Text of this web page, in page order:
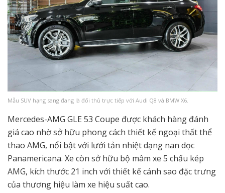
Mẫu SUV hạng sang đang là đối thủ trực tiếp với Audi Q8 và BMW X6.
Mercedes-AMG GLE 53 Coupe được khách hàng đánh
giá cao nhờ sở hữu phong cách thiết kế ngoại thất thể
thao AMG, nổi bật với lưới tản nhiệt dạng nan dọc
Panamericana. Xe còn sở hữu bộ mâm xe 5 chấu kép
AMG, kích thước 21 inch với thiết kế cánh sao đặc trưng
của thương hiệu làm xe hiệu suất cao.